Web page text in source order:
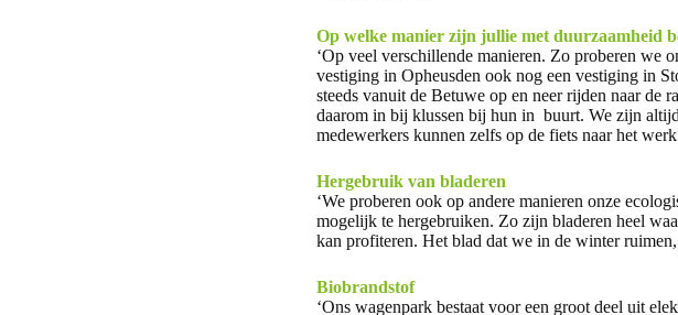
Op welke manier zijn jullie met duurzaamheid
‘Op veel verschillende manieren. Zo proberen we
vestiging in Opheusden ook nog een vestiging in
steeds vanuit de Betuwe op en neer rijden naar de
daarom in bij klussen bij hun in buurt. We zijn
medewerkers kunnen zelfs op de fiets naar het
Hergebruik van bladeren
‘We proberen ook op andere manieren onze
mogelijk te hergebruiken. Zo zijn bladeren heel
kan profiteren. Het blad dat we in de winter
Biobrandstof
‘Ons wagenpark bestaat voor een groot deel uit